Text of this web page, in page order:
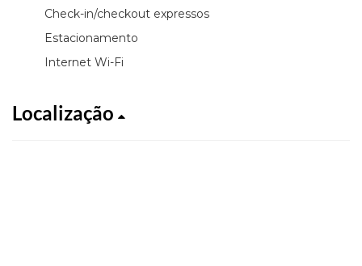
Check-in/checkout expressos
Estacionamento
Internet Wi-Fi
Localização